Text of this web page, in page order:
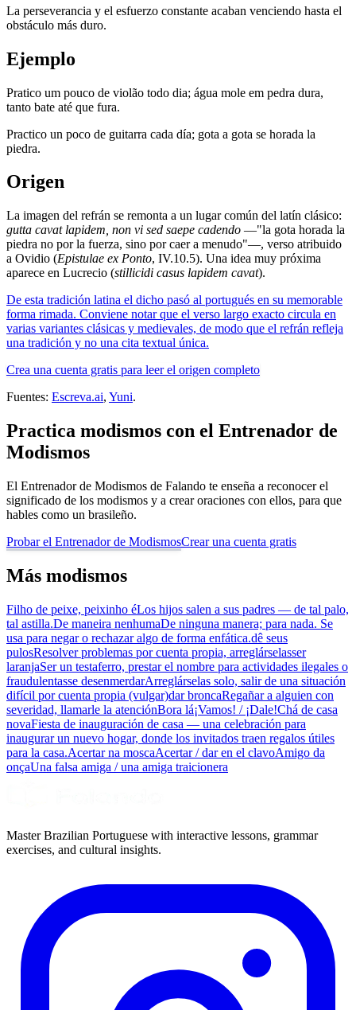
La perseverancia y el esfuerzo constante acaban venciendo hasta el
obstáculo más duro.
Ejemplo
Pratico um pouco de violão todo dia; água mole em pedra dura,
tanto bate até que fura.
Practico un poco de guitarra cada día; gota a gota se horada la
piedra.
Origen
La imagen del refrán se remonta a un lugar común del latín clásico:
gutta cavat lapidem, non vi sed saepe cadendo —"la gota horada la
piedra no por la fuerza, sino por caer a menudo"—, verso atribuido
a Ovidio (Epistulae ex Ponto, IV.10.5). Una idea muy próxima
aparece en Lucrecio (stillicidi casus lapidem cavat).
De esta tradición latina el dicho pasó al portugués en su memorable
forma rimada. Conviene notar que el verso largo exacto circula en
varias variantes clásicas y medievales, de modo que el refrán refleja
una tradición y no una cita textual única.
Crea una cuenta gratis para leer el origen completo
Fuentes: Escreva.ai, Yuni.
Practica modismos con el Entrenador de
Modismos
El Entrenador de Modismos de Falando te enseña a reconocer el
significado de los modismos y a crear oraciones con ellos, para que
hables como un brasileño.
Probar el Entrenador de ModismosCrear una cuenta gratis
Más modismos
Filho de peixe, peixinho éLos hijos salen a sus padres — de tal palo,
tal astilla.De maneira nenhumaDe ninguna manera; para nada. Se
usa para negar o rechazar algo de forma enfática.dê seus
pulosResolver problemas por cuenta propia, arreglárselasser
laranjaSer un testaferro, prestar el nombre para actividades ilegales o
fraudulentasse desenmerdarArreglárselas solo, salir de una situación
difícil por cuenta propia (vulgar)dar broncaRegañar a alguien con
severidad, llamarle la atenciónBora lá¡Vamos! / ¡Dale!Chá de casa
novaFiesta de inauguración de casa — una celebración para
inaugurar un nuevo hogar, donde los invitados traen regalos útiles
para la casa.Acertar na moscaAcertar / dar en el clavoAmigo da
onçaUna falsa amiga / una amiga traicionera
Master Brazilian Portuguese with interactive lessons, grammar
exercises, and cultural insights.